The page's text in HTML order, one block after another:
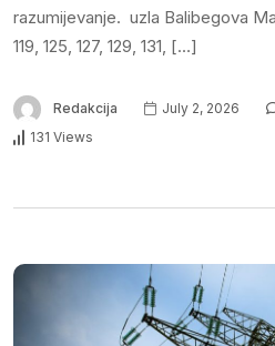
razumijevanje. uzla Balibegova
119, 125, 127, 129, 131, […]
Redakcija July 2, 2026
131 Views